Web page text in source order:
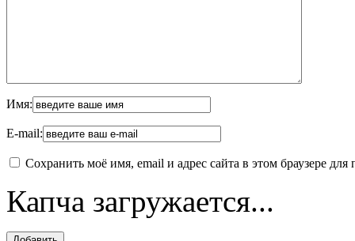
Имя:
E-mail:
Сохранить моё имя, email и адрес сайта в этом браузере
Капча загружается...